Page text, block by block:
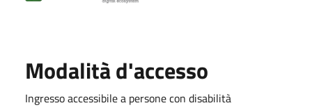
Modalità d'accesso
Ingresso accessibile a persone con disabilità